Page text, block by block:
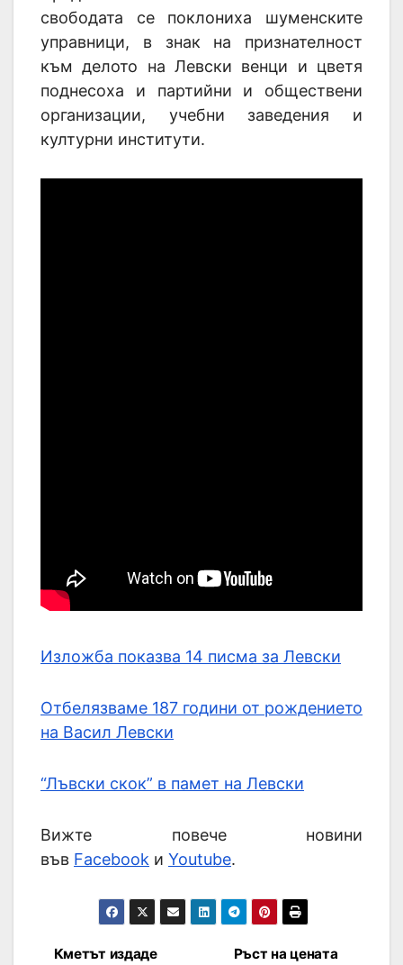
свободата се поклониха шуменските
управници, в знак на признателност
към делото на Левски венци и цветя
поднесоха и партийни и обществени
организации, учебни заведения и
културни институти.
Изложба показва 14 писма за Левски
Отбелязваме 187 години от рождението
на Васил Левски
“Лъвски скок” в памет на Левски
Вижте повече новини
във Facebook и Youtube.
Ръст на цената
Кметът издаде